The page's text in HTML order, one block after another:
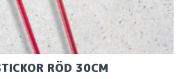
RÖD 30CM